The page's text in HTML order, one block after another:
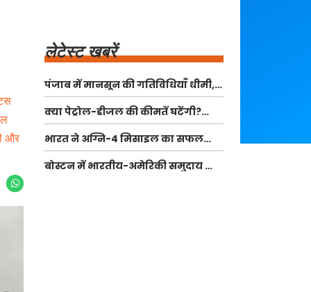
और
लेटेस्ट खबरें
पंजाब में मानसून की गतिविधियाँ धीमी,
मौसम सामान्य रहने की संभावना
क्या पेट्रोल-डीजल की कीमतें घटेंगी?
जानें आज के रेट और कारण
भारत ने अग्नि-4 मिसाइल का सफल
परीक्षण: ब्रह्मोस से तुलना
बोस्टन में भारतीय-अमेरिकी समुदाय का